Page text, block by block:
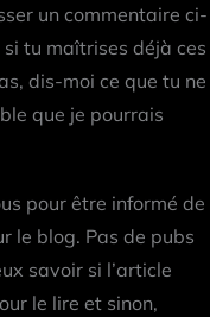
un commentaire ci-
si tu maîtrises déjà ces
dis-moi ce que tu ne
que je pourrais
pour être informé de
le blog. Pas de pubs
savoir si l’article
le lire et sinon,